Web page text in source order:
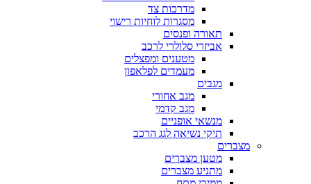
מדרכות צד
מסגרות לוחיות רישוי
תאורה ופנסים
אביזרי סלולרי לרכב
מטענים ומפצלים
מעמדים לפלאפון
מגבים
מגב אחורי
מגב קדמי
מנשאי אופניים
תיקי נשיאה לגג הרכב
מצברים
מטען מצברים
מתניע מצברים